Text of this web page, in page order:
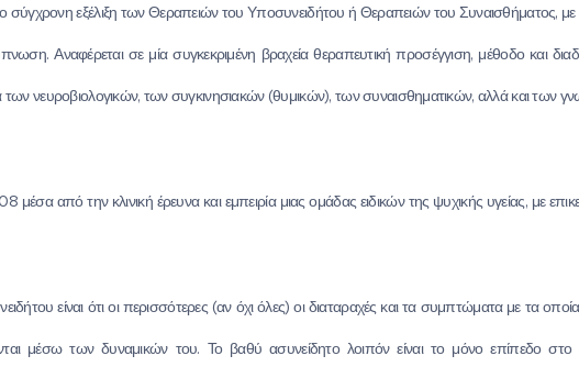
σύγχρονη εξέλιξη των Θεραπειών του Υποσυνειδήτου ή Θεραπειών του Συναισθήματος, με
Αναφέρεται σε μία συγκεκριμένη βραχεία θεραπευτική προσέγγιση, μέθοδο και
νευροβιολογικών, των συγκινησιακών (θυμικών), των συναισθηματικών, αλλά και των
από την κλινική έρευνα και εμπειρία μιας ομάδας ειδικών της ψυχικής υγείας, με
είναι ότι οι περισσότερες (αν όχι όλες) οι διαταραχές και τα συμπτώματα με τα
μέσω των δυναμικών του. Το βαθύ ασυνείδητο λοιπόν είναι το μόνο επίπεδο